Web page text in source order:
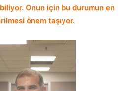
Onun için bu durumun en
önem taşıyor.